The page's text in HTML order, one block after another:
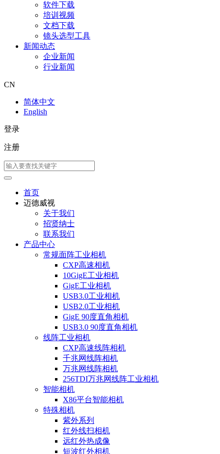
软件下载
培训视频
文档下载
镜头选型工具
新闻动态
企业新闻
行业新闻
CN
简体中文
English
登录
注册
首页
迈德威视
关于我们
招贤纳士
联系我们
产品中心
常规面阵工业相机
CXP高速相机
10GigE工业相机
GigE工业相机
USB3.0工业相机
USB2.0工业相机
GigE 90度直角相机
USB3.0 90度直角相机
线阵工业相机
CXP高速线阵相机
千兆网线阵相机
万兆网线阵相机
256TDI万兆网线阵工业相机
智能相机
X86平台智能相机
特殊相机
紫外系列
红外线扫相机
远红外热成像
短波红外相机